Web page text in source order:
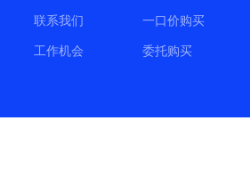
联系我们
工作机会
一口价购买
委托购买